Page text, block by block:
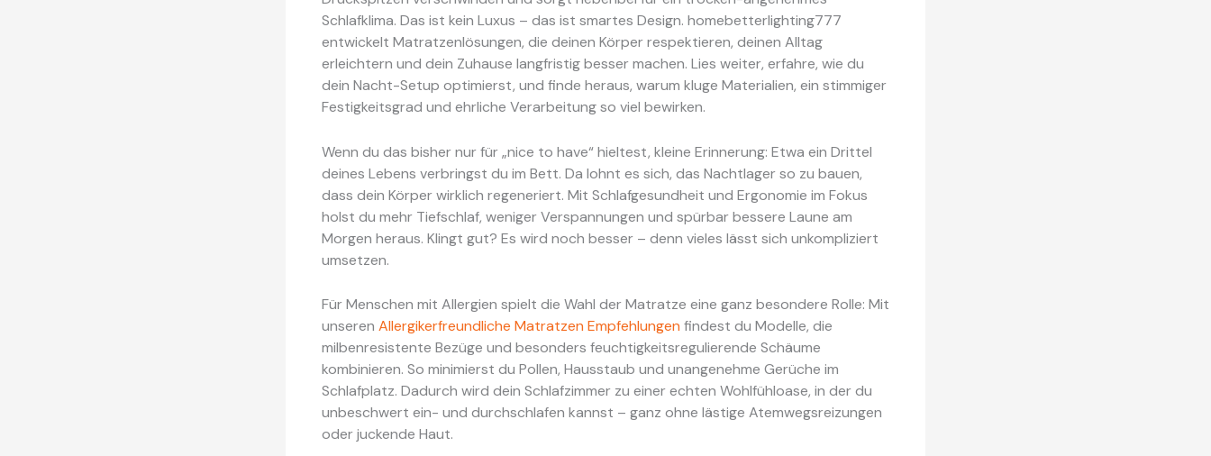
Schlafklima. Das ist kein Luxus – das ist smartes Design. homebetterlighting777
entwickelt Matratzenlösungen, die deinen Körper respektieren, deinen Alltag
erleichtern und dein Zuhause langfristig besser machen. Lies weiter, erfahre, wie du
dein Nacht-Setup optimierst, und finde heraus, warum kluge Materialien, ein stimmiger
Festigkeitsgrad und ehrliche Verarbeitung so viel bewirken.
Wenn du das bisher nur für „nice to have“ hieltest, kleine Erinnerung: Etwa ein Drittel
deines Lebens verbringst du im Bett. Da lohnt es sich, das Nachtlager so zu bauen,
dass dein Körper wirklich regeneriert. Mit Schlafgesundheit und Ergonomie im Fokus
holst du mehr Tiefschlaf, weniger Verspannungen und spürbar bessere Laune am
Morgen heraus. Klingt gut? Es wird noch besser – denn vieles lässt sich unkompliziert
umsetzen.
Für Menschen mit Allergien spielt die Wahl der Matratze eine ganz besondere Rolle: Mit
unseren Allergikerfreundliche Matratzen Empfehlungen findest du Modelle, die
milbenresistente Bezüge und besonders feuchtigkeitsregulierende Schäume
kombinieren. So minimierst du Pollen, Hausstaub und unangenehme Gerüche im
Schlafplatz. Dadurch wird dein Schlafzimmer zu einer echten Wohlfühloase, in der du
unbeschwert ein- und durchschlafen kannst – ganz ohne lästige Atemwegsreizungen
oder juckende Haut.